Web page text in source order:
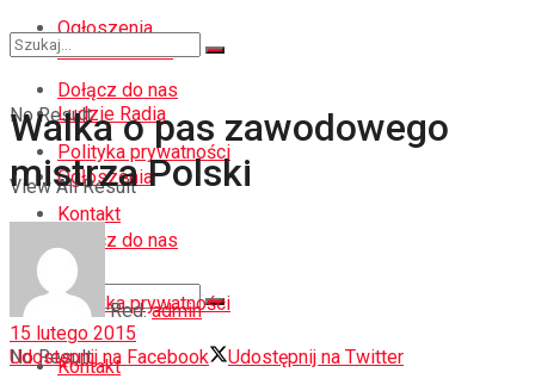
Ogłoszenia
Dołącz do nas
Polityka prywatności
Kontakt
No Result
Pozdrowienia
Ludzie Radia
Ogłoszenia
Dołącz do nas
Polityka prywatności
Kontakt
No Result
View All Result
Walka o pas zawodowego
mistrza Polski
Red. admin
15 lutego 2015
Udostępnij na Facebook
Udostępnij na Twitter